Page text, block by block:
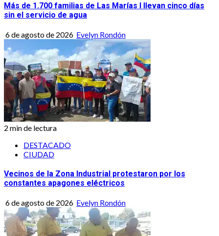
Más de 1.700 familias de Las Marías I llevan cinco días
sin el servicio de agua
6 de agosto de 2026 Evelyn Rondón
2 min de lectura
DESTACADO
CIUDAD
Vecinos de la Zona Industrial protestaron por los
constantes apagones eléctricos
6 de agosto de 2026 Evelyn Rondón